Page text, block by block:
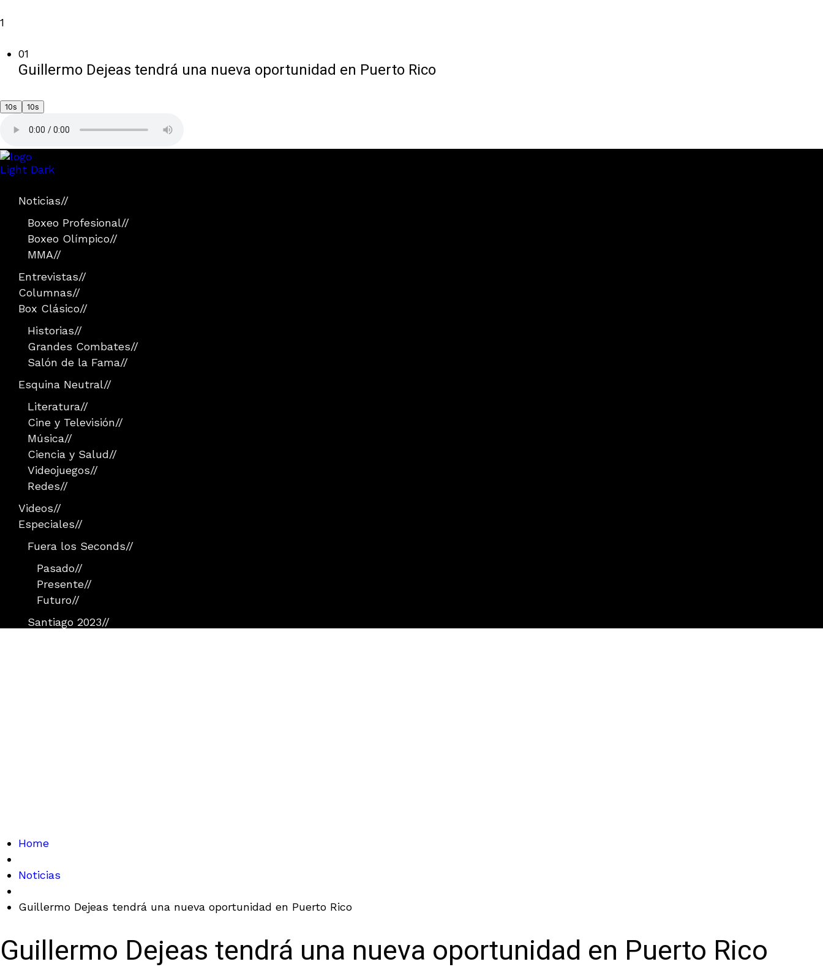
1
01
Guillermo Dejeas tendrá una nueva oportunidad en Puerto Rico
10s 10s
Light Dark
Noticias//
Boxeo Profesional//
Boxeo Olímpico//
MMA//
Entrevistas//
Columnas//
Box Clásico//
Historias//
Grandes Combates//
Salón de la Fama//
Esquina Neutral//
Literatura//
Cine y Televisión//
Música//
Ciencia y Salud//
Videojuegos//
Redes//
Videos//
Especiales//
Fuera los Seconds//
Pasado//
Presente//
Futuro//
Santiago 2023//
Home
Noticias
Guillermo Dejeas tendrá una nueva oportunidad en Puerto Rico
Guillermo Dejeas tendrá una nueva oportunidad en Puerto Rico